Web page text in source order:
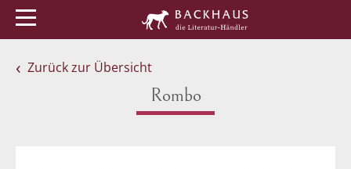
Zurück zur Übersicht
Rombo